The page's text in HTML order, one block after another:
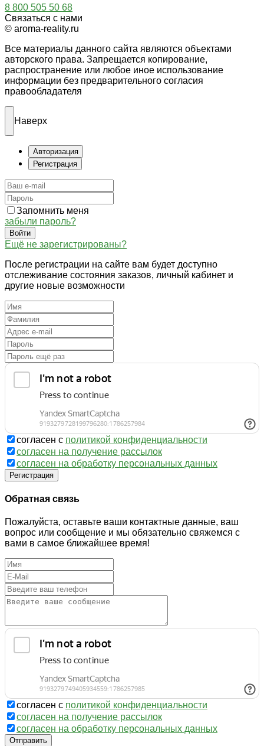
8 800 505 50 68
Связаться с нами
© aroma-reality.ru
Все материалы данного сайта являются объектами
авторского права. Запрещается копирование,
распространение или любое иное использование
информации без предварительного согласия
правообладателя
Наверх
Авторизация
Регистрация
Запомнить меня
забыли пароль?
Войти
Ещё не зарегистрированы?
После регистрации на сайте вам будет доступно
отслеживание состояния заказов, личный кабинет и
другие новые возможности
согласен с политикой конфиденциальности
согласен на получение рассылок
согласен на обработку персональных данных
Регистрация
Обратная связь
Пожалуйста, оставьте ваши контактные данные, ваш
вопрос или сообщение и мы обязательно свяжемся с
вами в самое ближайшее время!
согласен с политикой конфиденциальности
согласен на получение рассылок
согласен на обработку персональных данных
Отправить